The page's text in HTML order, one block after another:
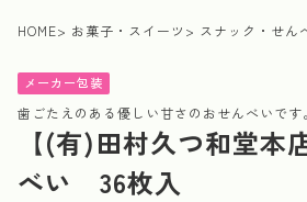
HOME お菓子・スイーツ スナック・せん
メーカー包装
歯ごたえのある優しい甘さのおせんべいです。
【(有)田村久つ和堂本
べい 36枚入